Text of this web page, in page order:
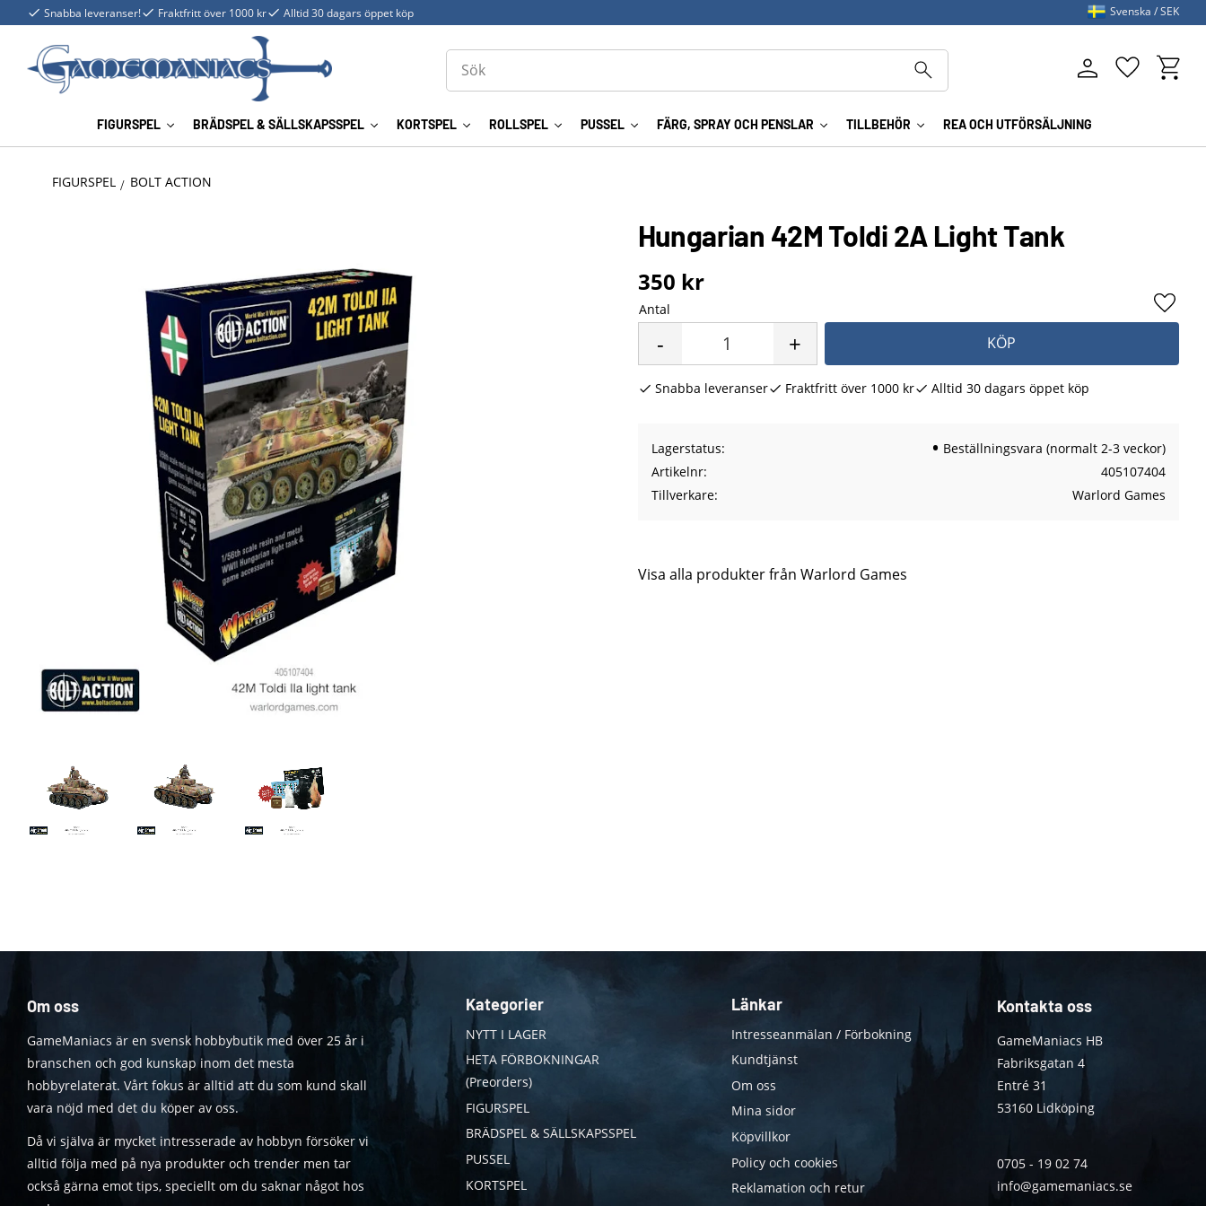
Snabba leveranser! Fraktfritt över 1000 kr Alltid 30 dagars öppet köp
FIGURSPEL BRÄDSPEL & SÄLLSKAPSSPEL KORTSPEL ROLLSPEL PUSSEL FÄRG, SPRAY OCH PENSLAR TILLBEHÖR REA OCH UTFÖRSÄLJNING
Favoriter
Svenska SEK
FIGURSPEL BOLT ACTION
Hungarian 42M Toldi 2A Light Tank
350 kr
Antal
+
- KÖP
Lägg
Snabba leveranser Fraktfritt över 1000 kr Alltid 30 dagars öppet köp
Lagerstatus
Beställningsvara (normalt 2-3 veckor)
Artikelnr
405107404
Tillverkare
Warlord Games
Visa alla produkter från Warlord Games
Om oss
GameManiacs är en svensk hobbybutik med över 25 år i
branschen och god kunskap inom det mesta
hobbyrelaterat. Vårt fokus är alltid att du som kund skall
vara nöjd med det du köper av oss.
Då vi själva är mycket intresserade av hobbyn försöker vi
alltid följa med på nya produkter och trender men tar
också gärna emot tips, speciellt om du saknar något hos
Kategorier
NYTT I LAGER
HETA FÖRBOKNINGAR
(Preorders)
FIGURSPEL
BRÄDSPEL & SÄLLSKAPSSPEL
PUSSEL
KORTSPEL
Länkar
Intresseanmälan / Förbokning
Kundtjänst
Om oss
Mina sidor
Köpvillkor
Policy och cookies
Reklamation och retur
Kontakta oss
GameManiacs HB
Fabriksgatan 4
Entré 31
53160 Lidköping
0705 - 19 02 74
info@gamemaniacs.se